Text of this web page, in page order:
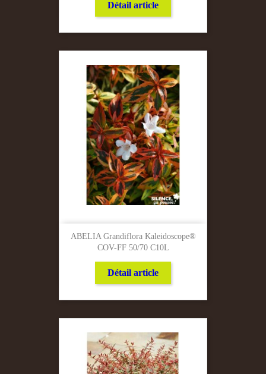
Détail article
ABELIA Grandiflora Kaleidoscope®
COV-FF 50/70 C10L
Détail article